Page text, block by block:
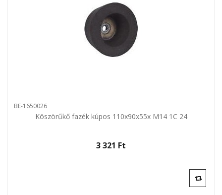
BE-1650026
Köszörűkő fazék kúpos 110x90x55x M14 1C 24
3 321 Ft‎